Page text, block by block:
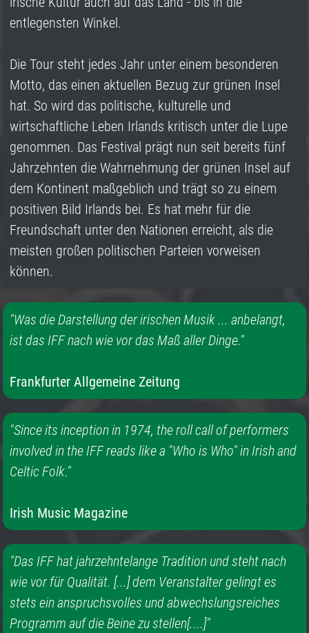
entlegensten Winkel.
Die Tour steht jedes Jahr unter einem besonderen
Motto, das einen aktuellen Bezug zur grünen Insel
hat. So wird das politische, kulturelle und
wirtschaftliche Leben Irlands kritisch unter die Lupe
genommen. Das Festival prägt nun seit bereits fünf
Jahrzehnten die Wahrnehmung der grünen Insel auf
dem Kontinent maßgeblich und trägt so zu einem
positiven Bild Irlands bei. Es hat mehr für die
Freundschaft unter den Nationen erreicht, als die
meisten großen politischen Parteien vorweisen
können.
"Was die Darstellung der irischen Musik ... anbelangt,
ist das IFF nach wie vor das Maß aller Dinge."
Frankfurter Allgemeine Zeitung
"Since its inception in 1974, the roll call of performers
involved in the IFF reads like a "Who is Who" in Irish and
Celtic Folk."
Irish Music Magazine
"Das IFF hat jahrzehntelange Tradition und steht nach
wie vor für Qualität. [...] dem Veranstalter gelingt es
stets ein anspruchsvolles und abwechslungsreiches
Programm auf die Beine zu stellen[....]"